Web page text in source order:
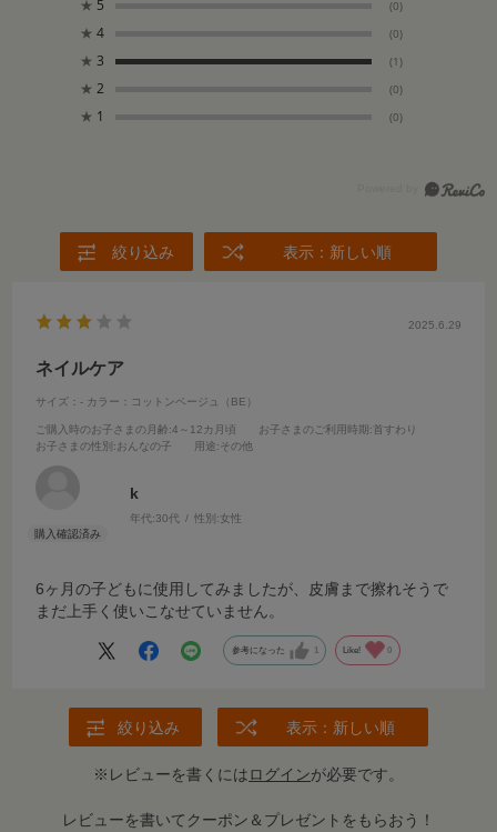
★ 5 (0)
★ 4 (0)
★ 3 (1)
★ 2 (0)
★ 1 (0)
絞り込み 表示：新しい順
2025.6.29
ネイルケア
サイズ：- カラー：コットンベージュ（BE）
ご購入時のお子さまの月齢:4～12カ月頃 お子さまのご利用時期 :首すわり
お子さまの性別 :おんなの子 用途:その他
k
年代:30代 性別:女性
6ヶ月の子どもに使用してみましたが、皮膚まで擦れそうで
まだ上手く使いこなせていません。
参考になった Like! 0
絞り込み 表示：新しい順
※レビューを書くにはログインが必要です。
レビューを書いてクーポン＆プレゼントをもらおう！